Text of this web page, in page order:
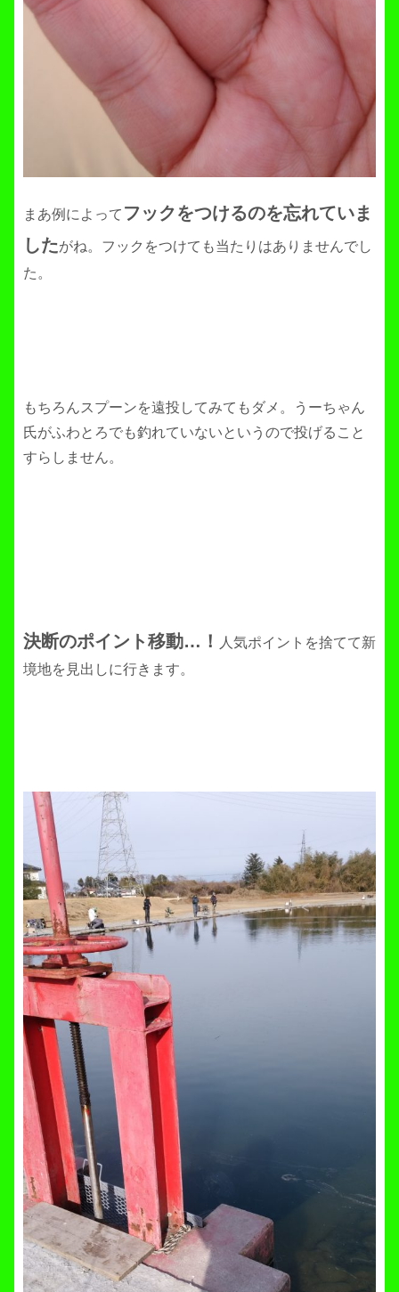
まあ例によって フックをつけるのを忘れていま
したがね。フックをつけても当たりはありませんでし
た。
もちろんスプーンを遠投してみてもダメ。うーちゃん
氏がふわとろでも釣れていないというので投げること
すらしません。
決断のポイント移動…！
人気ポイントを捨てて新
境地を見出しに行きます。